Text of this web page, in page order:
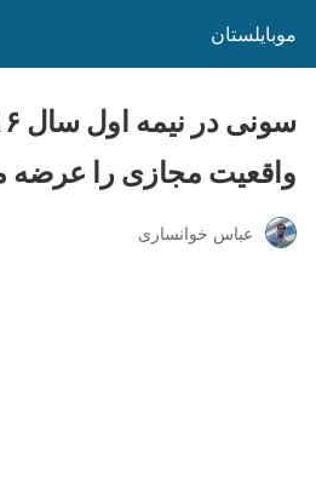
موبایلستان
واقعیت مجازی را عرضه
عباس خوانساری